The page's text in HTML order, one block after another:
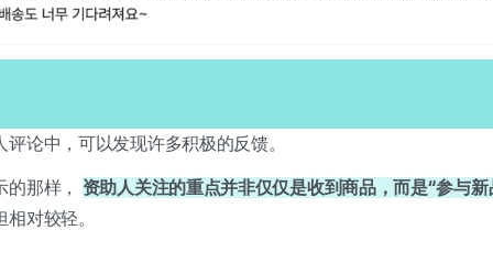
论中，可以发现许多积极的反馈。
那样， 资助人关注的重点并非仅仅是收到商品，而是“参与
对较轻。